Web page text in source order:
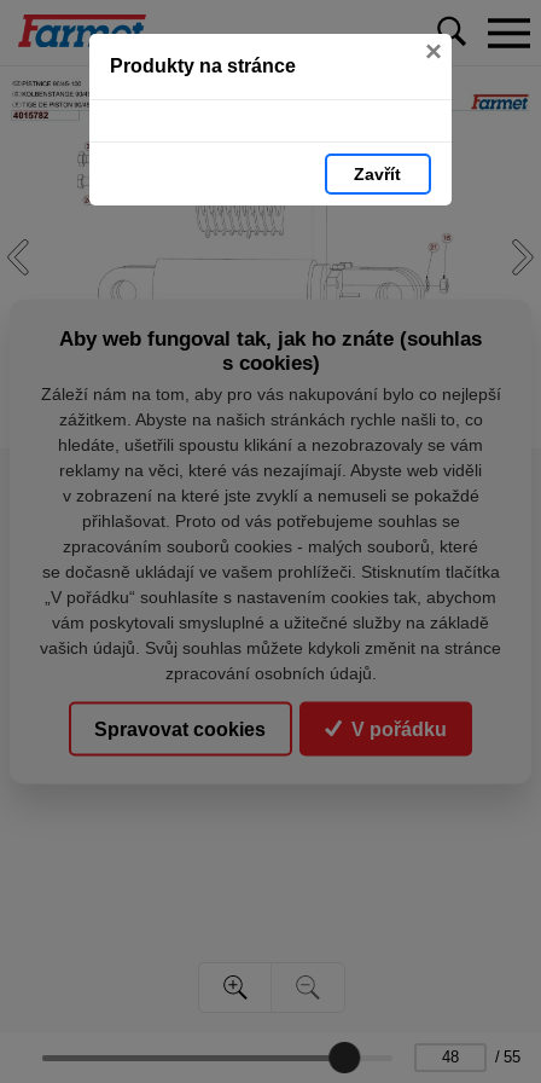
Produkty na stránce ×
Zavřít
/ 55
Aby web fungoval tak, jak ho znáte (souhlas
s cookies)
Záleží nám na tom, aby pro vás nakupování bylo co nejlepší
zážitkem. Abyste na našich stránkách rychle našli to, co
hledáte, ušetřili spoustu klikání a nezobrazovaly se vám
reklamy na věci, které vás nezajímají. Abyste web viděli
v zobrazení na které jste zvyklí a nemuseli se pokaždé
přihlašovat. Proto od vás potřebujeme souhlas se
zpracováním souborů cookies - malých souborů, které
se dočasně ukládají ve vašem prohlížeči. Stisknutím tlačítka
„V pořádku“ souhlasíte s nastavením cookies tak, abychom
vám poskytovali smysluplné a užitečné služby na základě
vašich údajů. Svůj souhlas můžete kdykoli změnit na stránce
zpracování osobních údajů.
Spravovat cookies V pořádku